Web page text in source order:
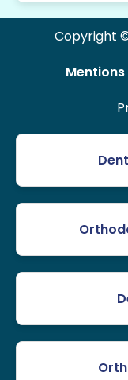
Copyright